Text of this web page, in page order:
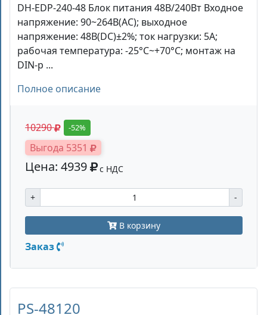
DH-EDP-240-48 Блок питания 48В/240Вт Входное
напряжение: 90~264В(AC); выходное
напряжение: 48В(DC)±2%; ток нагрузки: 5А;
рабочая температура: -25°С~+70°С; монтаж на
DIN-р ...
Полное описание
10290 -52%
Выгода 5351
Цена: 4939 с НДС
+ -
В корзину
Заказ
PS-48120